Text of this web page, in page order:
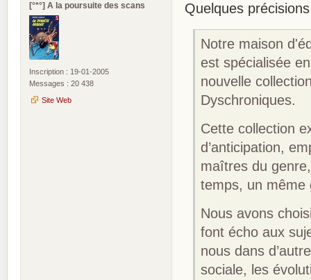
[°*°] A la poursuite des scans
Inscription : 19-01-2005
Messages : 20 438
Site Web
Quelques
Notre maison
est spécialisée
nouvelle
Dyschroniques.
Cette collection
d’anticipation,
maîtres du
temps, un même
Nous avons
font écho aux
nous dans
sociale, les